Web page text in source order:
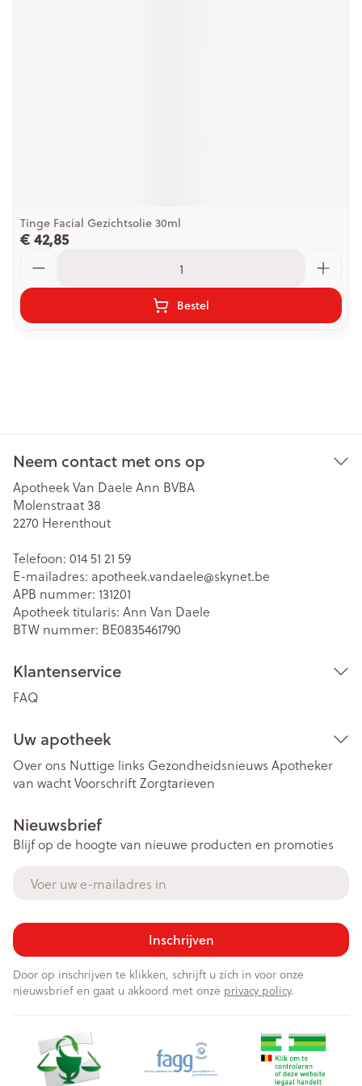
Tinge Facial Gezichtsolie 30ml
€ 42,85
Bestel
Neem contact met ons op
Apotheek Van Daele Ann BVBA
Molenstraat 38
2270 Herenthout
Telefoon: 014 51 21 59
E-mailadres: apotheek.vandaele@skynet.be
APB nummer: 131201
Apotheek titularis: Ann Van Daele
BTW nummer: BE0835461790
Klantenservice
FAQ
Uw apotheek
Over ons Nuttige links Gezondheidsnieuws Apotheker
van wachtVoorschriftZorgtarieven
Nieuwsbrief
Blijf op de hoogte van nieuwe producten en promoties
Inschrijven
Door op inschrijven te klikken, schrijft u zich in voor onze
nieuwsbrief en gaat u akkoord met onze privacy policy.